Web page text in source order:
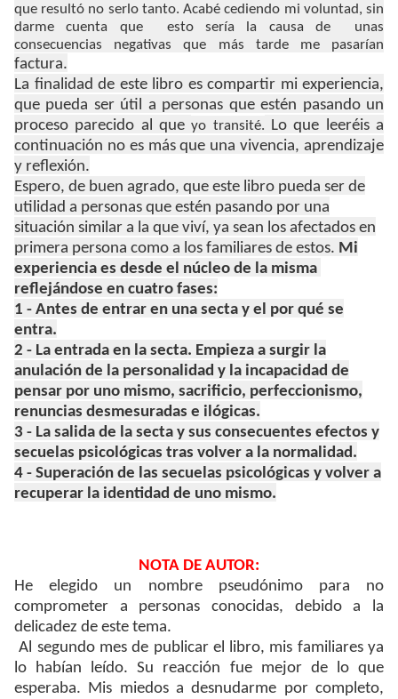
que resultó no serlo tanto. Acabé cediendo mi voluntad, sin
darme cuenta que esto sería la causa de unas
consecuencias negativas que más tarde me pasarían
factura.
La finalidad de este libro es compartir mi experiencia,
que pueda ser útil a personas que estén pasando un
proceso parecido al queyo transité. Lo que leeréis a
continuación no es más que una vivencia, aprendizaje
y reflexión.
Espero, de buen agrado, que este libro pueda ser de
utilidad a personas que estén pasando por una
situación similar a la que viví, ya sean los afectados en
primera persona como a los familiares de estos. Mi
experiencia es desde el núcleo de la misma
reflejándose en cuatro fases:
1 - Antes de entrar en una secta y el por qué se
entra.
2 - La entrada en la secta. Empieza a surgir la
anulación de la personalidad y la incapacidad de
pensar por uno mismo, sacrificio, perfeccionismo,
renuncias desmesuradas e ilógicas.
3 - La salida de la secta y sus consecuentes efectos y
secuelas psicológicas tras volver a la normalidad.
4 - Superación de las secuelas psicológicas y volver a
recuperar la identidad de uno mismo.
NOTA DE AUTOR:
He elegido un nombre pseudónimo para no
comprometer a personas conocidas, debido a la
delicadez de este tema.
Al segundo mes de publicar el libro, mis familiares ya
lo habían leído. Su reacción fue mejor de lo que
esperaba. Mis miedos a desnudarme por completo,